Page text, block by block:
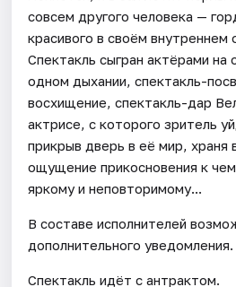
совсем другого человека —
красивого в своём внутреннем
Спектакль сыгран актёрами на
одном дыхании, спектакль-
восхищение, спектакль-дар
актрисе, с которого зритель
прикрыв дверь в её мир, храня
ощущение прикосновения к
яркому и неповторимому...
В составе исполнителей
дополнительного уведомления.
Спектакль идёт с антрактом.